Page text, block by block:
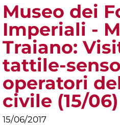
Museo dei
Imperiali -
Traiano:
tattile-
operatori
civile (15/06)
15/06/2017